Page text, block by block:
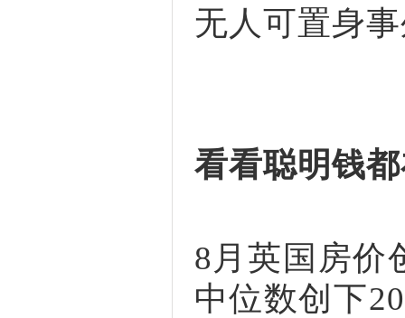
无人可置身
看看聪明钱
8月英国房价
中位数创下